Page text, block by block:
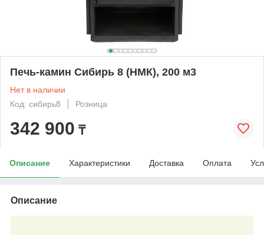
Печь-камин Сибирь 8 (НМК), 200 м3
Нет в наличии
Код: сибирь8
Розница
342 900 ₸
Описание Характеристики Доставка Оплата
Описание